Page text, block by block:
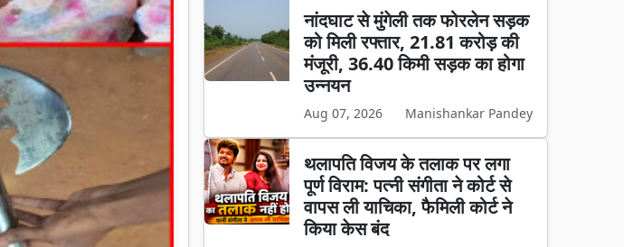
नांदघाट से मुंगेली तक फोरलेन सड़क
को मिली रफ्तार, 21.81 करोड़ की
मंजूरी, 36.40 किमी सड़क का होगा
उन्नयन
Aug 07, 2026 Manishankar Pandey
थलापति विजय के तलाक पर लगा
पूर्ण विराम: पत्नी संगीता ने कोर्ट से
वापस ली याचिका, फैमिली कोर्ट ने
किया केस बंद